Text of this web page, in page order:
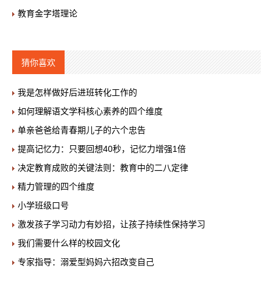
教育金字塔理论
猜你喜欢
我是怎样做好后进班转化工作的
如何理解语文学科核心素养的四个维度
单亲爸爸给青春期儿子的六个忠告
提高记忆力：只要回想40秒，记忆力增强1倍
决定教育成败的关键法则：教育中的二八定律
精力管理的四个维度
小学班级口号
激发孩子学习动力有妙招，让孩子持续性保持学习
我们需要什么样的校园文化
专家指导：溺爱型妈妈六招改变自己